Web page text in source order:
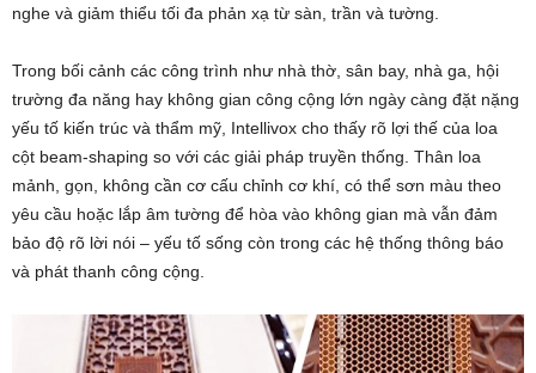
nghe và giảm thiểu tối đa phản xạ từ sàn, trần và tường.
Trong bối cảnh các công trình như nhà thờ, sân bay, nhà ga, hội
trường đa năng hay không gian công cộng lớn ngày càng đặt nặng
yếu tố kiến trúc và thẩm mỹ, Intellivox cho thấy rõ lợi thế của loa
cột beam-shaping so với các giải pháp truyền thống. Thân loa
mảnh, gọn, không cần cơ cấu chỉnh cơ khí, có thể sơn màu theo
yêu cầu hoặc lắp âm tường để hòa vào không gian mà vẫn đảm
bảo độ rõ lời nói – yếu tố sống còn trong các hệ thống thông báo
và phát thanh công cộng.